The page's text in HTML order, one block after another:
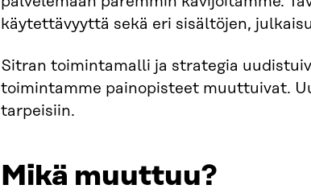
käytettävyyttä sekä eri sisältöjen,
Sitran toimintamalli ja strategia
toimintamme painopisteet muuttuivat.
tarpeisiin.
Mikä muuttuu?